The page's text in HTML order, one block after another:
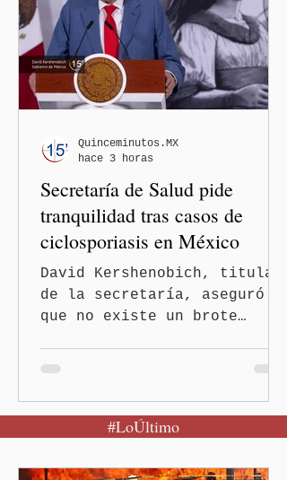
nacimiento” y reforzar los
controles migratorios.
Secretaría de Salud pide
tranquilidad tras casos de
ciclosporiasis en México
David Kershenobich, titular
de la secretaría, aseguró
que no existe un brote
secretario de Salud
federal, David Kershenobich
exista un brote activo de
Quinceminutos.MX
hace 3 horas
#LoÚltimo